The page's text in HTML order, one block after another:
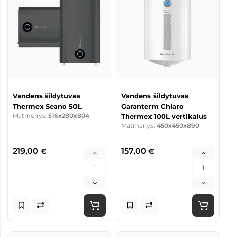
Vandens šildytuvas
Thermex Seano 50L
Matmenys: 516x280x804
219,00 €
Vandens šildytuvas
Garanterm Chiaro
Thermex 100L vertikalus
Matmenys: 450x450x890
157,00 €